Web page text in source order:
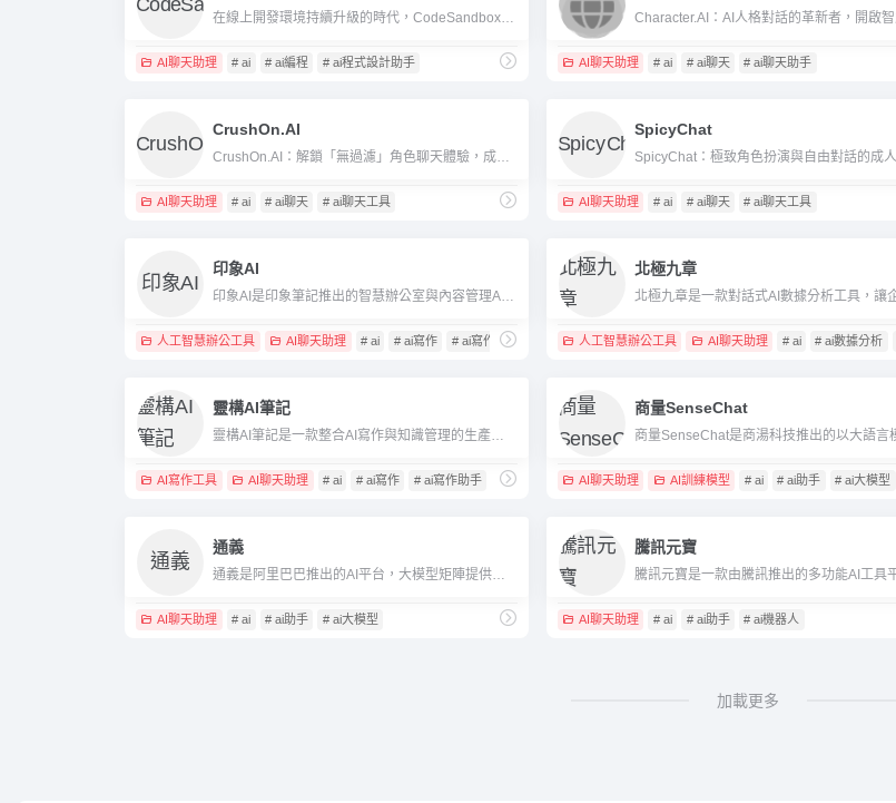
AI聊天助理 # ai # ai編程 # ai程式設計助手 AI聊天助理 # ai # ai聊天 # ai聊天助手
CrushOn.AI
AI聊天助理 # ai # ai聊天 # ai聊天工具
SpicyChat
AI聊天助理 # ai # ai聊天 # ai聊天工具
印象AI
人工智慧辦公工具 AI聊天助理 # ai # ai寫作 # ai寫作助手
北極九章
人工智慧辦公工具 AI聊天助理 # ai # ai數據分析
靈構AI筆記
AI寫作工具 AI聊天助理 # ai # ai寫作 # ai寫作助手
商量SenseChat
AI聊天助理 AI訓練模型 # ai # ai助手 # ai大模型
通義
AI聊天助理 # ai # ai助手 # ai大模型
騰訊元寶
AI聊天助理 # ai # ai助手 # ai機器人
加載更多